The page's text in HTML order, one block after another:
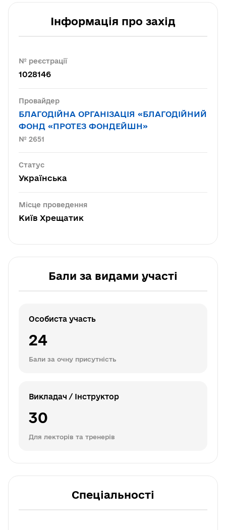
Інформація про захід
№ реєстрації
1028146
Провайдер
БЛАГОДІЙНА ОРГАНІЗАЦІЯ «БЛАГОДІЙНИЙ
ФОНД «ПРОТЕЗ ФОНДЕЙШН»
№ 2651
Статус
Українська
Місце проведення
Київ Хрещатик
Бали за видами участі
Особиста участь
24
Бали за очну присутність
Викладач / Інструктор
30
Для лекторів та тренерів
Спеціальності